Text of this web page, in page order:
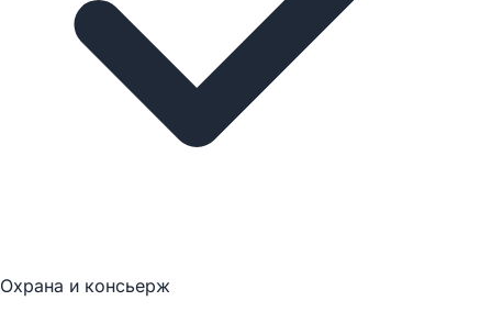
Охрана и консьерж